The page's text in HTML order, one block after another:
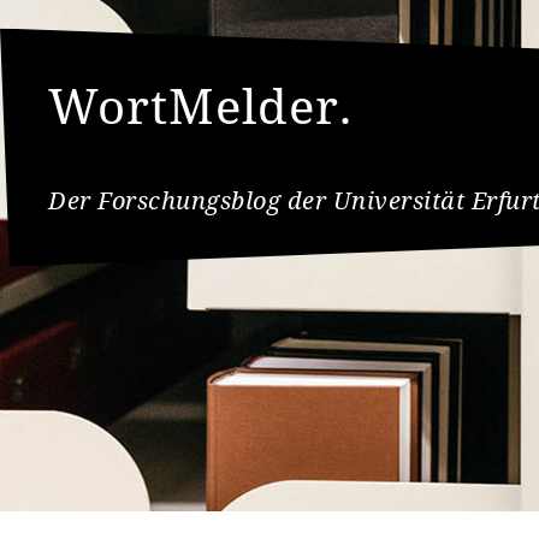
WortMelder.
Der Forschungsblog der Universität